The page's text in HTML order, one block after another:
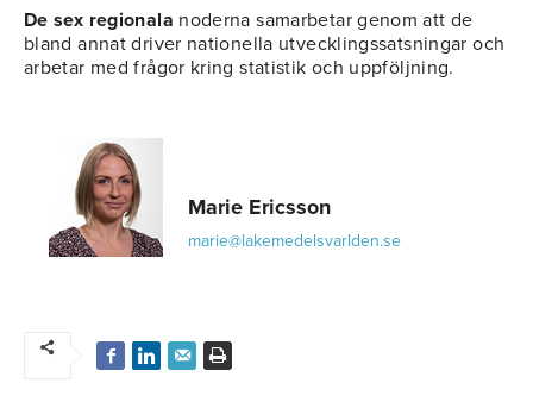
De sex regionala noderna samarbetar genom att de
bland annat driver nationella utvecklingssatsningar och
arbetar med frågor kring statistik och uppföljning.
Marie Ericsson
marie@lakemedelsvarlden.se